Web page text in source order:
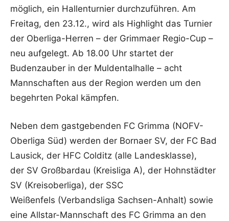
möglich, ein Hallenturnier durchzuführen. Am
Freitag, den 23.12., wird als Highlight das Turnier
der Oberliga-Herren – der Grimmaer Regio-Cup –
neu aufgelegt. Ab 18.00 Uhr startet der
Budenzauber in der Muldentalhalle – acht
Mannschaften aus der Region werden um den
begehrten Pokal kämpfen.
Neben dem gastgebenden FC Grimma (NOFV-
Oberliga Süd) werden der Bornaer SV, der FC Bad
Lausick, der HFC Colditz (alle Landesklasse),
der SV Großbardau (Kreisliga A), der Hohnstädter
SV (Kreisoberliga), der SSC
Weißenfels (Verbandsliga Sachsen-Anhalt) sowie
eine Allstar-Mannschaft des FC Grimma an den